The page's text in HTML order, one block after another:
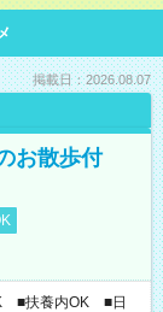
掲載日：2026.08.07
お散歩付
■扶養内OK ■日